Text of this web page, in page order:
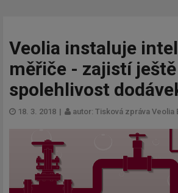
Veolia instaluje
měřiče - zajistí
spolehlivost
18. 3. 2018 | autor: Tisková zpráva Veolia